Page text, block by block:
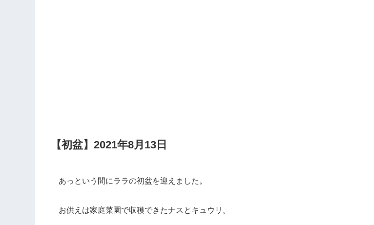
【初盆】2021年8月13日
あっという間にララの初盆を迎えました。
お供えは家庭菜園で収穫できたナスとキュウリ。